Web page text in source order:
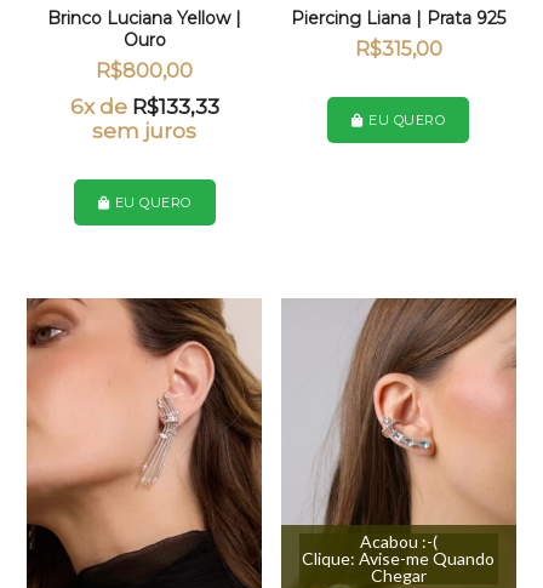
Brinco Luciana Yellow |
Ouro
R$800,00
6x de R$133,33
sem juros
EU QUERO
Piercing Liana | Prata 925
R$315,00
EU QUERO
Acabou :-(
Clique: Avise-me Quando
Chegar